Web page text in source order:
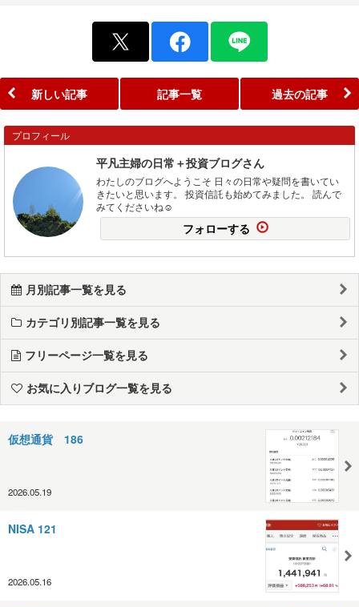
新しい記事 記事一覧 過去の記事
プロフィール
平凡主婦の日常＋投資ブログさん
わたしのブログへようこそ 日々の日常や疑問を書いてい
きたいと思います。 投資信託も始めてみました。 読んで
みてくださいね☺️
フォローする
月別記事一覧を見る
カテゴリ別記事一覧を見る
フリーページ一覧を見る
お気に入りブログ一覧を見る
仮想通貨 186
2026.05.19
NISA 121
2026.05.16